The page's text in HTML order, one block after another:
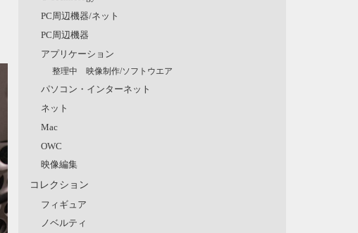
PC周辺機器/ネット
PC周辺機器
アプリケーション
整理中 映像制作/ソフトウエア
パソコン・インターネット
ネット
Mac
OWC
映像編集
コレクション
フィギュア
ノベルティ